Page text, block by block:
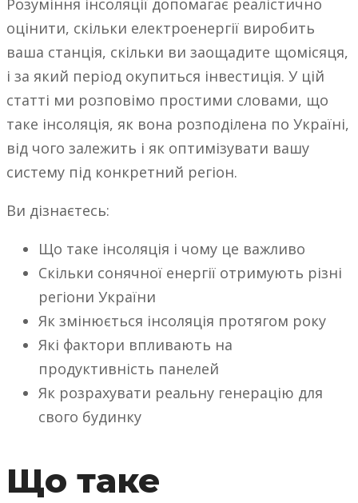
Розуміння інсоляції допомагає реалістично
оцінити, скільки електроенергії виробить
ваша станція, скільки ви заощадите щомісяця,
і за який період окупиться інвестиція. У цій
статті ми розповімо простими словами, що
таке інсоляція, як вона розподілена по Україні,
від чого залежить і як оптимізувати вашу
систему під конкретний регіон.
Ви дізнаєтесь:
Що таке інсоляція і чому це важливо
Скільки сонячної енергії отримують різні
регіони України
Як змінюється інсоляція протягом року
Які фактори впливають на
продуктивність панелей
Як розрахувати реальну генерацію для
свого будинку
Що таке